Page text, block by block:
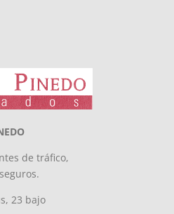
de tráfico,
23 bajo